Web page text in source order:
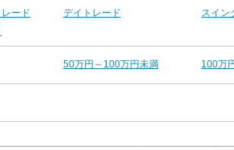
ード デイトレード
スイン
50万円～100万円未満 100万